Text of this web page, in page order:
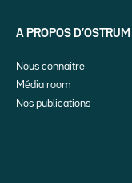
A PROPOS
Nous connaître
Média room
Nos publications